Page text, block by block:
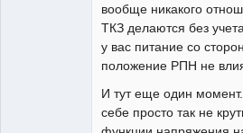
вообще никакого
ТКЗ делаются без
у вас питание со
положение РПН не
И тут еще один
себе просто так не